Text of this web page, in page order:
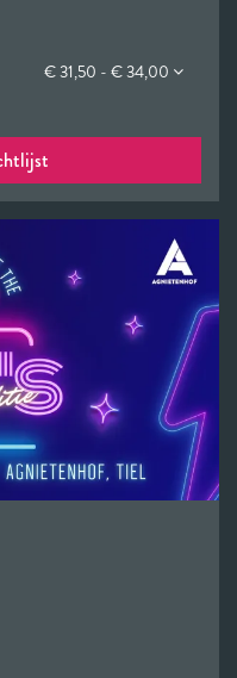
€ 31,50 - € 34,00